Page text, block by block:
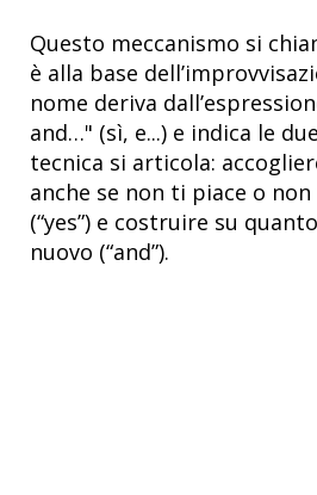
Questo meccanismo si
è alla base
nome deriva
and…" (sì, e...) e indica le
tecnica si articola:
anche se non ti piace o
(“yes”) e costruire su
nuovo (“and”).